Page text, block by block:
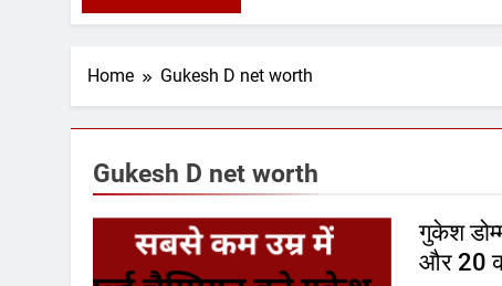
Home Gukesh D net worth
Gukesh D net worth
गुकेश
और 20